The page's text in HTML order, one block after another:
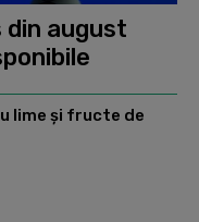
august
lime și fructe de